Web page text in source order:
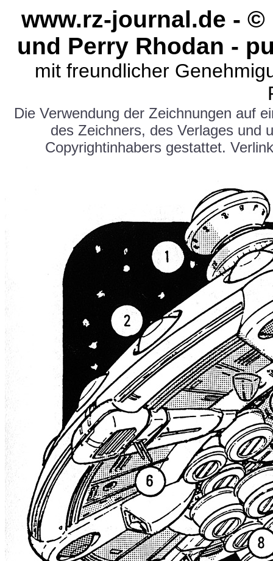
www.rz-journal.de -
und Perry Rhodan -
mit freundlicher
Die Verwendung der Zeichnungen auf
des Zeichners, des Verlages und
Copyrightinhabers gestattet.